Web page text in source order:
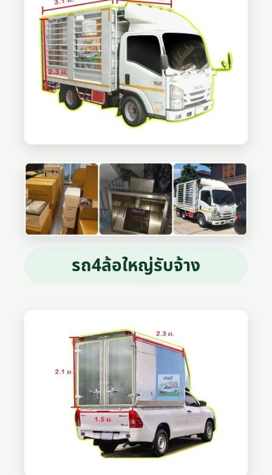
รถ4ล้อใหญ่รับจ้าง